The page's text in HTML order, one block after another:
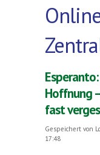
Hoffnung
fast
Gespeichert von
17:48